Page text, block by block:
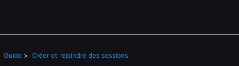
Guide Créer et rejoindre des sessions